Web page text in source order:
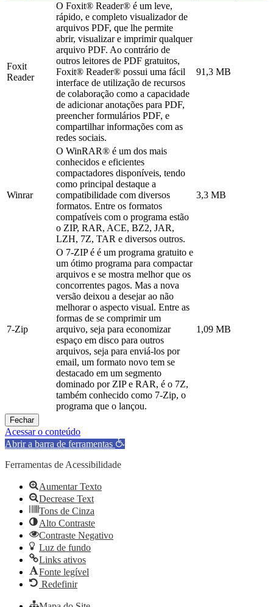
Foxit
Reader
O Foxit® Reader® é um leve,
rápido, e completo visualizador de
arquivos PDF, que lhe permite
abrir, visualizar e imprimir qualquer
arquivo PDF. Ao contrário de
outros leitores de PDF gratuitos,
Foxit® Reader® possui uma fácil
interface de utilização de recursos
de colaboração como a capacidade
de adicionar anotações para PDF,
preencher formulários PDF, e
compartilhar informações com as
redes sociais.
91,3 MB
Winrar
O WinRAR® é um dos mais
conhecidos e eficientes
compactadores disponíveis, tendo
como principal destaque a
compatibilidade com diversos
formatos. Entre os formatos
compatíveis com o programa estão
o ZIP, RAR, ACE, BZ2, JAR,
LZH, 7Z, TAR e diversos outros.
3,3 MB
7-Zip
O 7-ZIP é é um programa gratuito e
um ótimo programa para compactar
arquivos e se mostra melhor que os
concorrentes pagos. Mas a nova
versão deixou a desejar ao não
melhorar o aspecto visual. Entre as
formas de se comprimir um
arquivo, seja para economizar
espaço em disco para outros
arquivos, seja para enviá-los por
email, um formato novo tem se
destacado em um segmento
dominado por ZIP e RAR, é o 7Z,
também conhecido como 7-Zip, o
programa que o lançou.
1,09 MB
Fechar
Acessar o conteúdo
Abrir a barra de ferramentas
Ferramentas de Acessibilidade
Aumentar Texto
Decrease Text
Tons de Cinza
Alto Contraste
Contraste Negativo
Luz de fundo
Links ativos
Fonte legível
Redefinir